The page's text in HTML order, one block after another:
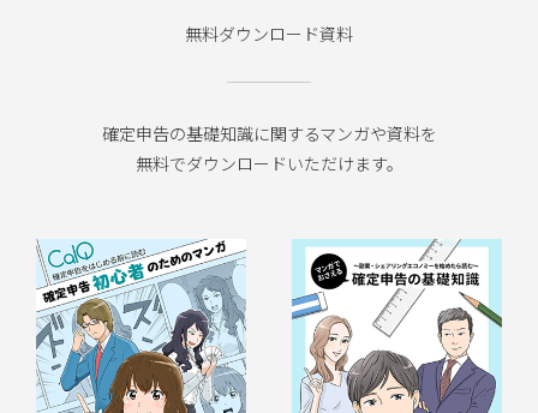
無料ダウンロード資料
確定申告の基礎知識に関するマンガや資料を
無料でダウンロードいただけます。